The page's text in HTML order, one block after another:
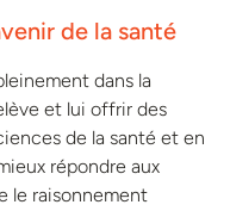
de la santé
dans la
et lui offrir des
de la santé et en
répondre aux
le raisonnement